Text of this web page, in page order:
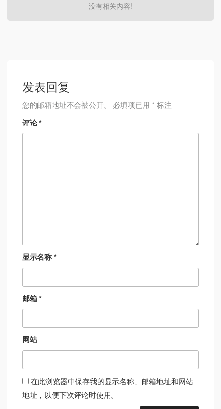
没有相关内容!
发表回复
您的邮箱地址不会被公开。 必填项已用 * 标注
评论*
显示名称*
邮箱*
网站
在此浏览器中保存我的显示名称、邮箱地址和网站
地址，以便下次评论时使用。